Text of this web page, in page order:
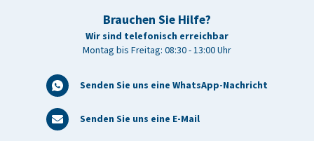
Brauchen Sie Hilfe?
Wir sind telefonisch erreichbar
Montag bis Freitag: 08:30 - 13:00 Uhr
Senden Sie uns eine WhatsApp-Nachricht
Senden Sie uns eine E-Mail